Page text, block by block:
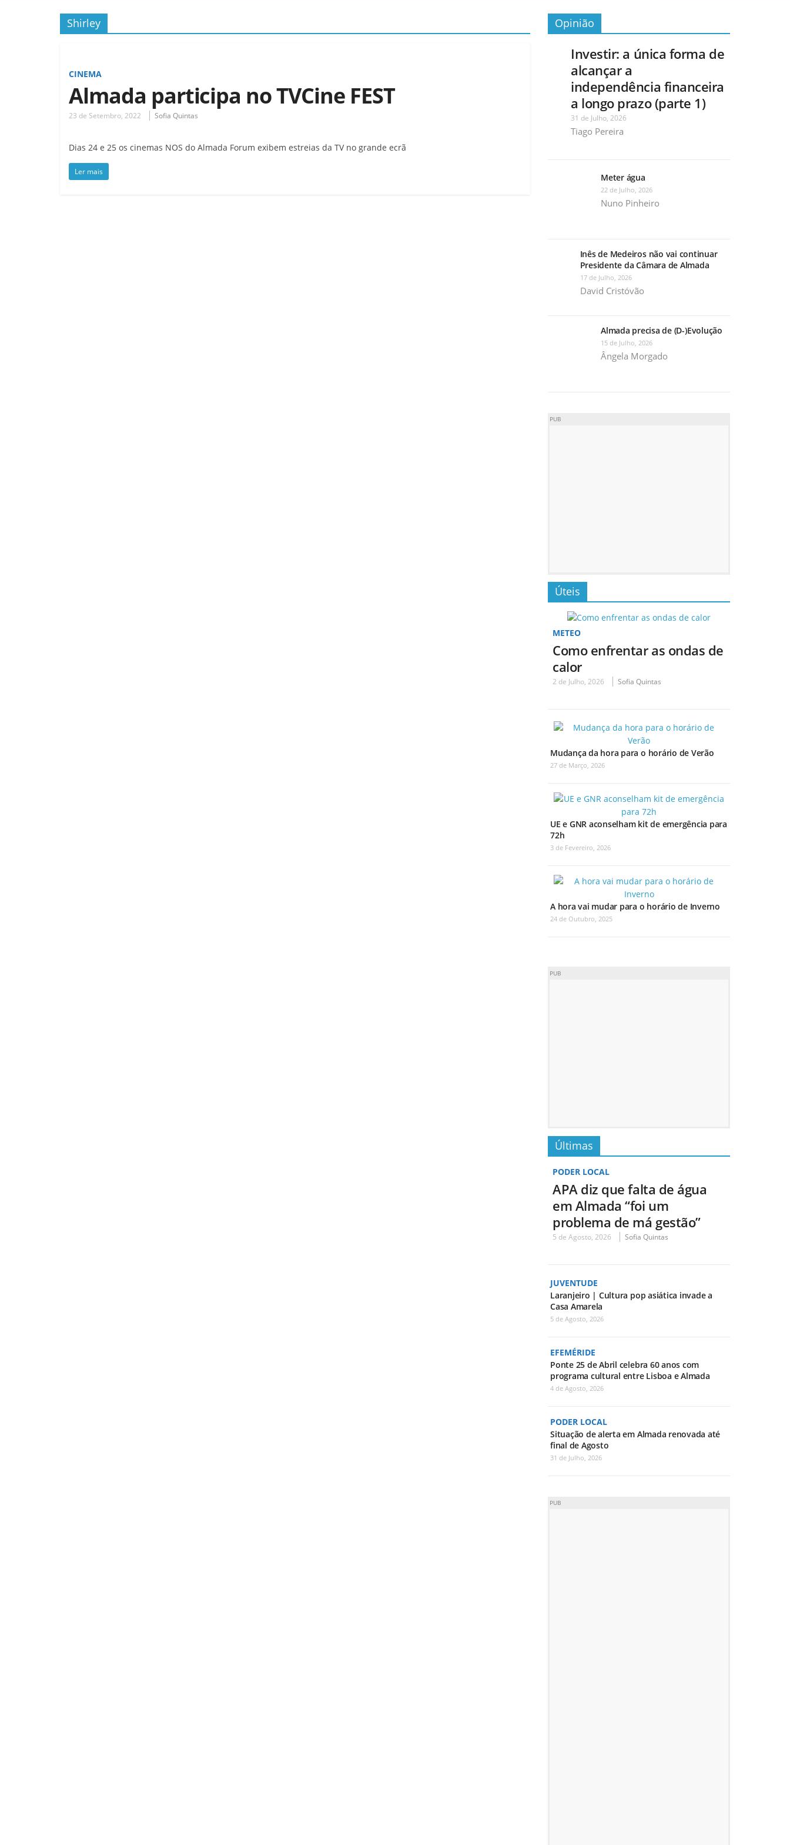
Shirley
CINEMA
Almada participa no TVCine FEST
23 de Setembro, 2022 Sofia Quintas
Dias 24 e 25 os cinemas NOS do Almada Forum exibem estreias da TV no grande ecrã
Ler mais
Opinião
Investir: a única forma de
alcançar a
independência financeira
a longo prazo (parte 1)
31 de Julho, 2026
Tiago Pereira
Meter água
22 de Julho, 2026
Nuno Pinheiro
Inês de Medeiros não vai continuar
Presidente da Câmara de Almada
17 de Julho, 2026
David Cristóvão
Almada precisa de (D-)Evolução
15 de Julho, 2026
Ângela Morgado
PUB
Úteis
METEO
Como enfrentar as ondas de
calor
2 de Julho, 2026 Sofia Quintas
Mudança da hora para o horário de Verão
27 de Março, 2026
UE e GNR aconselham kit de emergência para
72h
3 de Fevereiro, 2026
A hora vai mudar para o horário de Inverno
24 de Outubro, 2025
PUB
Últimas
PODER LOCAL
APA diz que falta de água
em Almada “foi um
problema de má gestão”
5 de Agosto, 2026 Sofia Quintas
JUVENTUDE
Laranjeiro | Cultura pop asiática invade a
Casa Amarela
5 de Agosto, 2026
EFEMÉRIDE
Ponte 25 de Abril celebra 60 anos com
programa cultural entre Lisboa e Almada
4 de Agosto, 2026
PODER LOCAL
Situação de alerta em Almada renovada até
final de Agosto
31 de Julho, 2026
PUB